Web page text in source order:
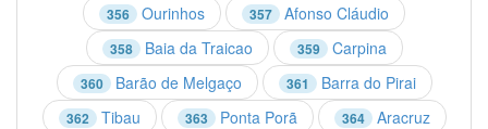
356 Ourinhos 357 Afonso Cláudio
358 Baia da Traicao 359 Carpina
360 Barão de Melgaço 361 Barra do Pirai
362 Tibau 363 Ponta Porã 364 Aracruz